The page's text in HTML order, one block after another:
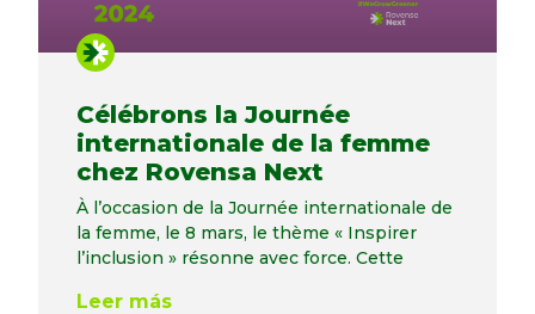
Célébrons la Journée
internationale de la femme
chez Rovensa Next
À l’occasion de la Journée internationale de
la femme, le 8 mars, le thème « Inspirer
l’inclusion » résonne avec force. Cette
Leer más